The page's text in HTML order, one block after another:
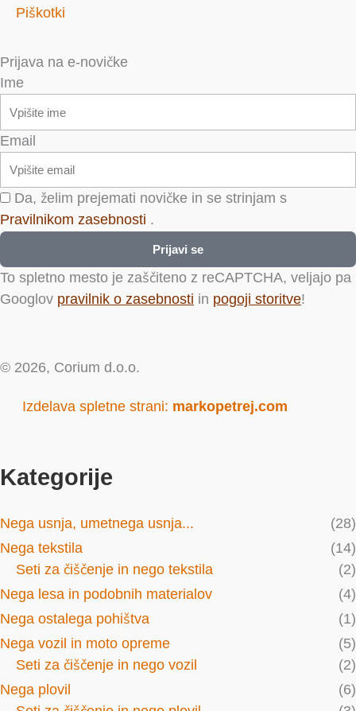
Piškotki
Prijava na e-novičke
Ime
Email
Da, želim prejemati novičke in se strinjam s
Pravilnikom zasebnosti .
Prijavi se
To spletno mesto je zaščiteno z reCAPTCHA, veljajo pa
Googlov pravilnik o zasebnosti in pogoji storitve!
© 2026, Corium d.o.o.
Izdelava spletne strani: markopetrej.com
Kategorije
Nega usnja, umetnega usnja...
(28)
Nega tekstila
(14)
Seti za čiščenje in nego tekstila
(2)
Nega lesa in podobnih materialov
(4)
Nega ostalega pohištva
(1)
Nega vozil in moto opreme
(5)
Seti za čiščenje in nego vozil
(2)
Nega plovil
(6)